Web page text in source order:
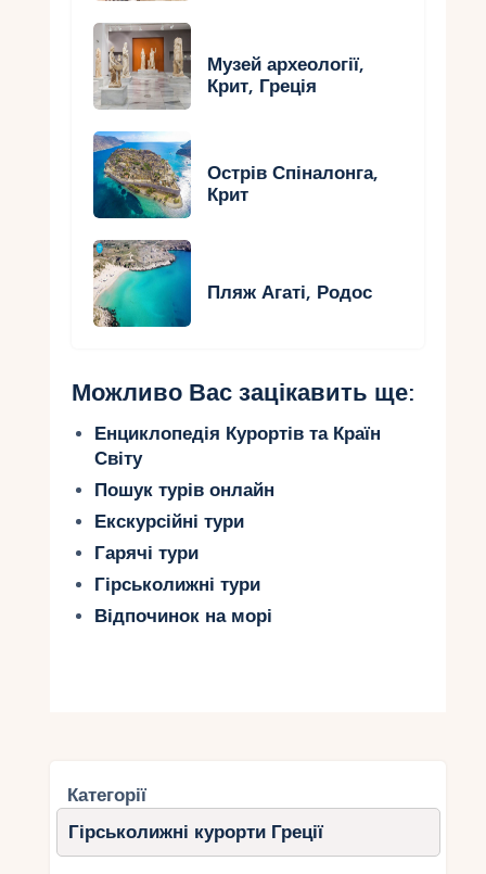
Музей археології,
Крит, Греція
Острів Спіналонга,
Крит
Пляж Агаті, Родос
Можливо Вас зацікавить ще:
Енциклопедія Курортів та Країн
Світу
Пошук турів онлайн
Екскурсійні тури
Гарячі тури
Гірськолижні тури
Відпочинок на морі
Категорії
Гірськолижні курорти Греції